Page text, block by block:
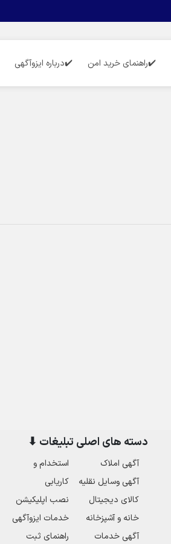
✔️راهنمای خرید امن ✔️درباره ایزوآگهی
دسته های اصلی تبلیغات ⬇
آگهی املاک
آگهی وسایل نقلیه
کالای دیجیتال
خانه و آشپزخانه
آگهی خدمات
استخدام و
کاریابی
نصب اپلیکیشن
خدمات ایزوآگهی
راهنمای ثبت